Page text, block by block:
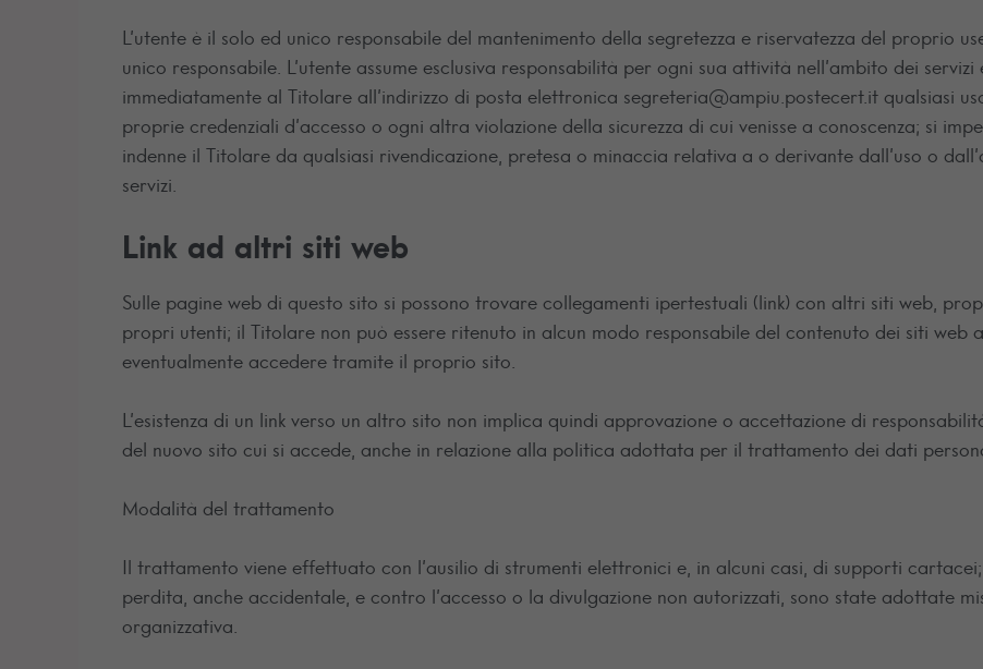
L’utente è il solo ed unico responsabile del mantenimento della segretezza e riservatezza del proprio
unico responsabile. L’utente assume esclusiva responsabilità per ogni sua attività nell’ambito dei
immediatamente al Titolare all’indirizzo di posta elettronica segreteria@ampiu.postecert.it qualsiasi
proprie credenziali d’accesso o ogni altra violazione della sicurezza di cui venisse a conoscenza; si
indenne il Titolare da qualsiasi rivendicazione, pretesa o minaccia relativa a o derivante dall’uso o
servizi.
Link ad altri siti web
Sulle pagine web di questo sito si possono trovare collegamenti ipertestuali (link) con altri siti web,
propri utenti; il Titolare non può essere ritenuto in alcun modo responsabile del contenuto dei siti web
eventualmente accedere tramite il proprio sito.
L’esistenza di un link verso un altro sito non implica quindi approvazione o accettazione di
del nuovo sito cui si accede, anche in relazione alla politica adottata per il trattamento dei dati
Modalità del trattamento
Il trattamento viene effettuato con l’ausilio di strumenti elettronici e, in alcuni casi, di supporti
perdita, anche accidentale, e contro l’accesso o la divulgazione non autorizzati, sono state adottate
organizzativa.